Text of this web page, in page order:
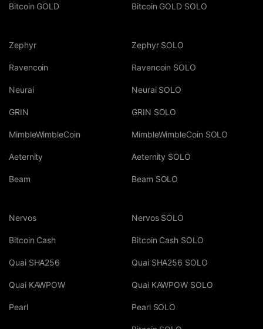
Bitcoin GOLD Bitcoin GOLD SOLO
Zephyr
Ravencoin
Neurai
GRIN
MimbleWimbleCoin
Aeternity
Beam
Zephyr SOLO
Ravencoin SOLO
Neurai SOLO
GRIN SOLO
MimbleWimbleCoin SOLO
Aeternity SOLO
Beam SOLO
Nervos
Bitcoin Cash
Quai SHA256
Quai KAWPOW
Pearl
Nervos SOLO
Bitcoin Cash SOLO
Quai SHA256 SOLO
Quai KAWPOW SOLO
Pearl SOLO